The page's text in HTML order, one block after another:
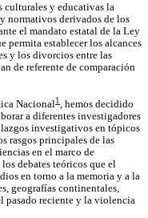
culturales y educativas la
normativos derivados de los
el mandato estatal de la Ley
permita establecer los alcances
y los divorcios entre las
de referente de comparación
Nacional1
, hemos decidido
a diferentes investigadores
investigativos en tópicos
rasgos principales de las
en el marco de
debates teóricos que el
en torno a la memoria y a la
geografías continentales,
pasado reciente y la violencia